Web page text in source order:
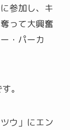
参加し、キ
って大興奮
・パーカ
。
ウ」にエン